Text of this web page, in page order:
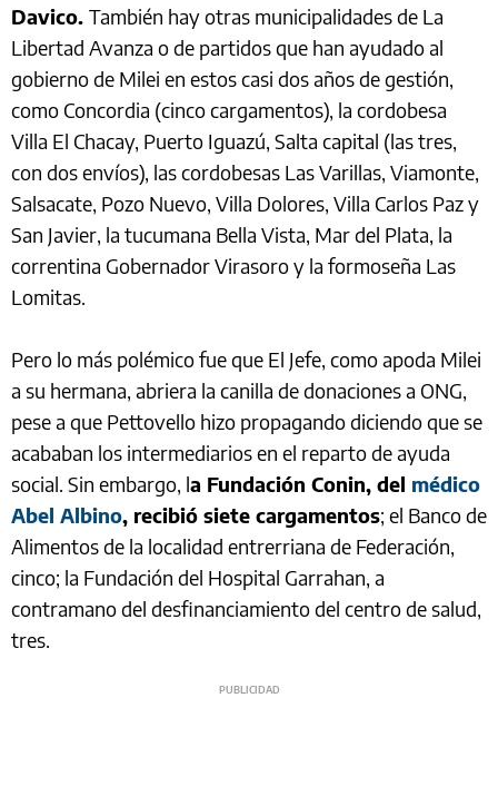
Davico. También hay otras municipalidades de La
Libertad Avanza o de partidos que han ayudado al
gobierno de Milei en estos casi dos años de gestión,
como Concordia (cinco cargamentos), la cordobesa
Villa El Chacay, Puerto Iguazú, Salta capital (las tres,
con dos envíos), las cordobesas Las Varillas, Viamonte,
Salsacate, Pozo Nuevo, Villa Dolores, Villa Carlos Paz y
San Javier, la tucumana Bella Vista, Mar del Plata, la
correntina Gobernador Virasoro y la formoseña Las
Lomitas.
Pero lo más polémico fue que El Jefe, como apoda Milei
a su hermana, abriera la canilla de donaciones a ONG,
pese a que Pettovello hizo propagando diciendo que se
acababan los intermediarios en el reparto de ayuda
social. Sin embargo, la Fundación Conin, del médico
Abel Albino, recibió siete cargamentos; el Banco de
Alimentos de la localidad entrerriana de Federación,
cinco; la Fundación del Hospital Garrahan, a
contramano del desfinanciamiento del centro de salud,
tres.